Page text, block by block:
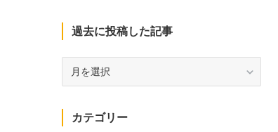
過去に投稿した記事
投
稿
カテゴリー